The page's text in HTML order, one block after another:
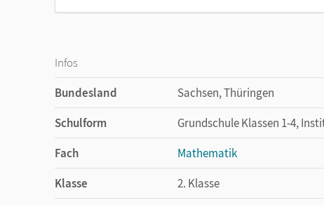
Infos
Bundesland
Sachsen, Thüringen
Schulform
Grundschule Klassen 1-4,
Fach
Mathematik
Klasse
2. Klasse